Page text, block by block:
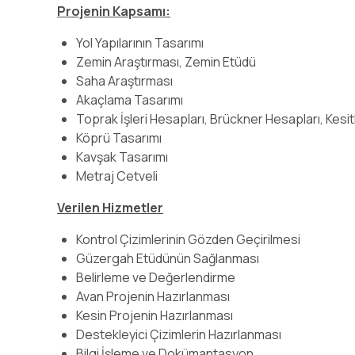
Projenin Kapsamı:
Yol Yapılarının Tasarımı
Zemin Araştırması, Zemin Etüdü
Saha Araştırması
Akaçlama Tasarımı
Toprak İşleri Hesapları, Brückner Hesapları,
Köprü Tasarımı
Kavşak Tasarımı
Metraj Cetveli
Verilen Hizmetler
Kontrol Çizimlerinin Gözden Geçirilmesi
Güzergah Etüdünün Sağlanması
Belirleme ve Değerlendirme
Avan Projenin Hazırlanması
Kesin Projenin Hazırlanması
Destekleyici Çizimlerin Hazırlanması